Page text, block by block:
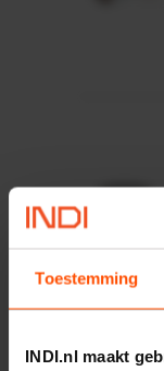
Toestemming
INDI.nl maakt